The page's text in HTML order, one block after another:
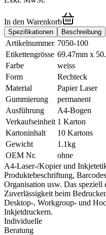
In den Warenkorb
Spezifikationen Beschreibung
Artikelnummer 7050-100
Etikettengrösse 69.47mm x
Farbe
weiss
Form
Rechteck
Material
Papier Laser
Gummierung
permanent
Ausführung
A4-Bogen
Verkaufseinheit 1 Karton
Kartoninhalt
10 Kartons
Gewicht
1.1kg
OEM Nr.
ohne
A4-Laser-/Kopier und
Produktebeschriftung,
Organisation usw. Das
Zuverlässigkeit beim
Desktop-, Workgroup- und
Inkjetdruckern.
Individuelle
Beratung